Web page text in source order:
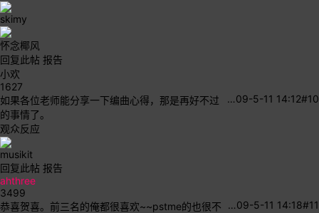
skimy
怀念椰风
回复此帖 报告
小欢
1627
#10
09-5-11 14:12
…
如果各位老师能分享一下编曲心得，那是再好不过
的事情了。
观众反应
musikit
回复此帖 报告
ahthree
3499
#11
09-5-11 14:18
…
恭喜贺喜。前三名的俺都很喜欢~~pstme的也很不